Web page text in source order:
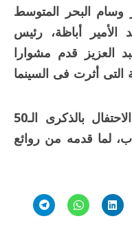
وسام البحر المتوسط
الناقد الأمير أباظة، رئيس
العزيز قدم مشوارا
التى أثرت فى السينما
وقررت إدارة المهرجان أيضًا، الاحتفال بالذكرى الـ50
لما قدمه من روائع